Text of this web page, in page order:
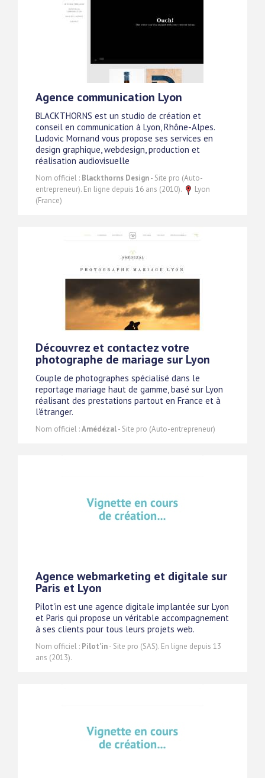
Agence communication Lyon
BLACKTHORNS est un studio de création et
conseil en communication à Lyon, Rhône-Alpes.
Ludovic Mornand vous propose ses services en
design graphique, webdesign, production et
réalisation audiovisuelle
Nom officiel : Blackthorns Design- Site pro (Auto-
entrepreneur). En ligne depuis 16 ans (2010).
Lyon
(France)
Découvrez et contactez votre
photographe de mariage sur Lyon
Couple de photographes spécialisé dans le
reportage mariage haut de gamme, basé sur Lyon
réalisant des prestations partout en France et à
l'étranger.
Nom officiel :Amédézal- Site pro (Auto-entrepreneur)
Agence webmarketing et digitale sur
Paris et Lyon
Pilot'in est une agence digitale implantée sur Lyon
et Paris qui propose un véritable accompagnement
à ses clients pour tous leurs projets web.
Nom officiel : Pilot'in- Site pro (SAS). En ligne depuis 13
ans (2013).